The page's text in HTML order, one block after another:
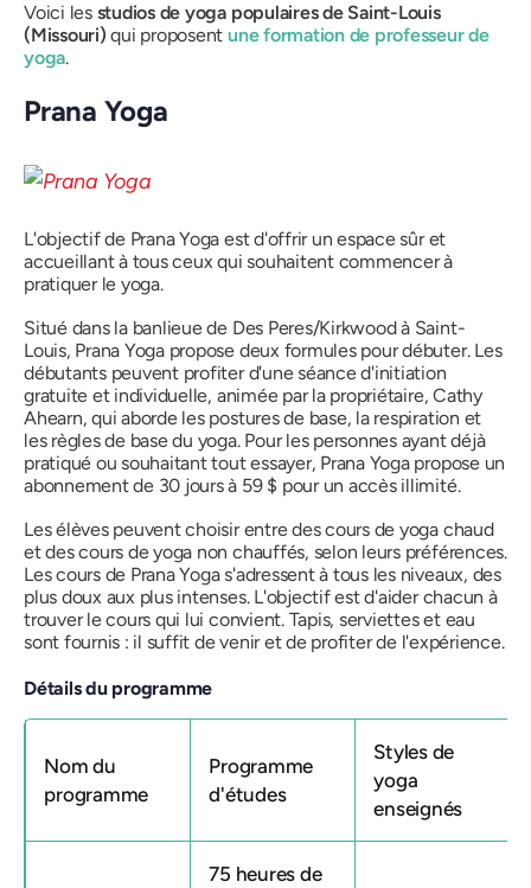
Voici les studios de yoga populaires de Saint-Louis
(Missouri) qui proposentune formation de professeur de
yoga.
Prana Yoga
L'objectif de Prana Yoga est d'offrir un espace sûr et
accueillant à tous ceux qui souhaitent commencer à
pratiquer le yoga.
Situé dans la banlieue de Des Peres/Kirkwood à Saint-
Louis, Prana Yoga propose deux formules pour débuter. Les
débutants peuvent profiter d'une séance d'initiation
gratuite et individuelle, animée par la propriétaire, Cathy
Ahearn, qui aborde les postures de base, la respiration et
les règles de base du yoga. Pour les personnes ayant déjà
pratiqué ou souhaitant tout essayer, Prana Yoga propose un
abonnement de 30 jours à 59 $ pour un accès illimité.
Les élèves peuvent choisir entre des cours de yoga chaud
et des cours de yoga non chauffés, selon leurs préférences.
Les cours de Prana Yoga s'adressent à tous les niveaux, des
plus doux aux plus intenses. L'objectif est d'aider chacun à
trouver le cours qui lui convient. Tapis, serviettes et eau
sont fournis : il suffit de venir et de profiter de l'expérience.
Détails du programme
Nom du
programme
Programme
d'études
Styles de
yoga
enseignés
75 heures de